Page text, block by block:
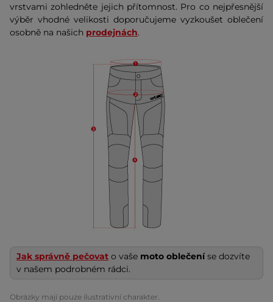
vrstvami zohledněte jejich přítomnost. Pro co nejpřesnější
výběr vhodné velikosti doporučujeme vyzkoušet oblečení
osobně na našich prodejnách.
Jak správně pečovat o vaše moto oblečeníse dozvíte
v našem podrobném rádci.
Obrázky mají pouze ilustrativní charakter.